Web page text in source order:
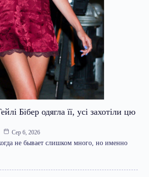
Бібер одягла її, усі захотіли цю
Сер 6, 2026
не бывает слишком много, но именно